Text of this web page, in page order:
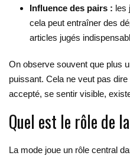
Influence des pairs : les
cela peut entraîner des
articles jugés
On observe souvent que plus
puissant. Cela ne veut pas
accepté, se sentir visible,
Quel est le rôle de
La mode joue un rôle central